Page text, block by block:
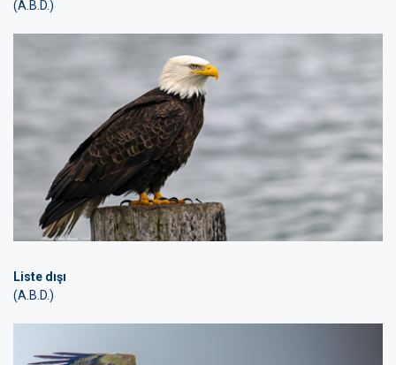
(A.B.D.)
Liste dışı
(A.B.D.)